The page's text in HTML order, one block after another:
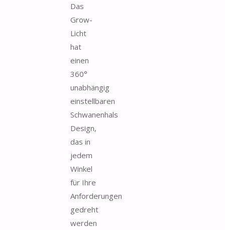
Das
Grow-
Licht
hat
einen
360°
unabhängig
einstellbaren
Schwanenhals
Design,
das in
jedem
Winkel
für Ihre
Anforderungen
gedreht
werden